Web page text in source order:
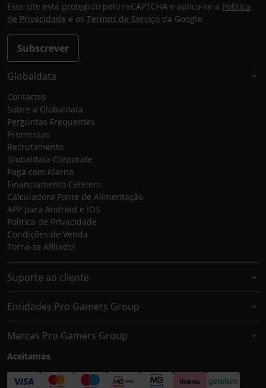
Subscrever
Este site está protegido pelo reCAPTCHA e aplica-se a Política
de Privacidade e os Termos de Serviço da Google.
Globaldata
Contactos
Sobre a Globaldata
Perguntas Frequentes
Promessas
Recrutamento
Globaldata Corporate
Paga com Klarna
Financiamento Cetelem
Calculadora Fonte de Alimentação
APP para Android e IOS
Política de Privacidade
Condições de Venda
Torna-te Afiliado!
Suporte ao cliente
Entidades Pro Gamers Group
Marcas Pro Gamers Group
Aceitamos